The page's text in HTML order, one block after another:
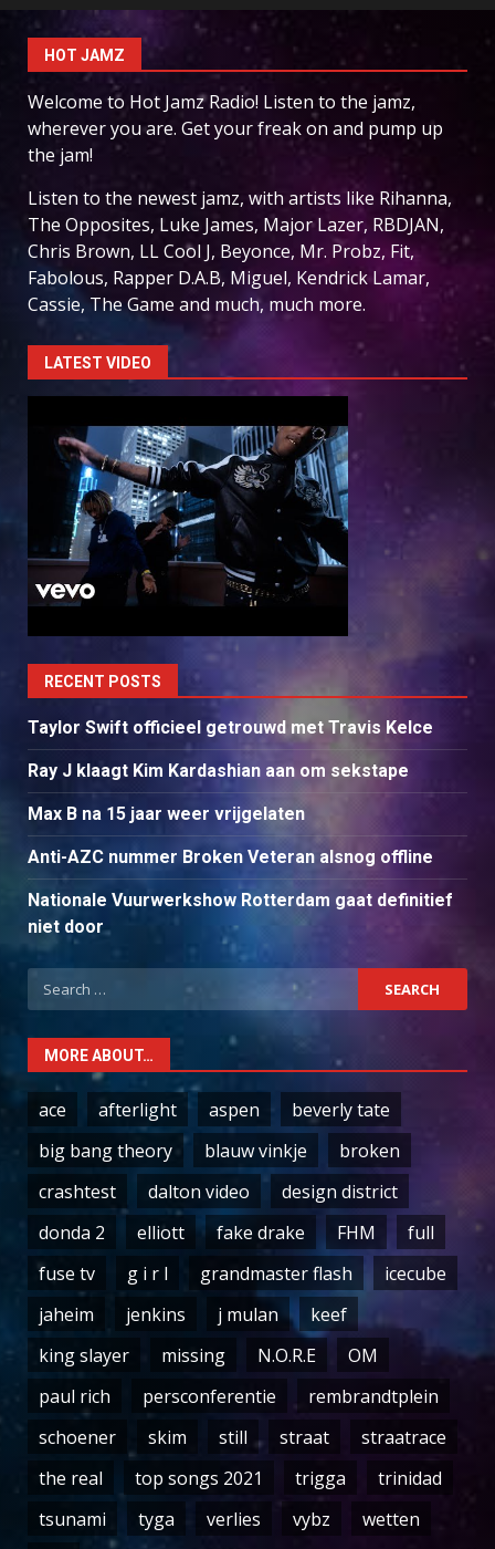
HOT JAMZ
Welcome to Hot Jamz Radio! Listen to the jamz,
wherever you are. Get your freak on and pump up
the jam!
Listen to the newest jamz, with artists like Rihanna,
The Opposites, Luke James, Major Lazer, RBDJAN,
Chris Brown, LL Cool J, Beyonce, Mr. Probz, Fit,
Fabolous, Rapper D.A.B, Miguel, Kendrick Lamar,
Cassie, The Game and much, much more.
LATEST VIDEO
RECENT POSTS
Taylor Swift officieel getrouwd met Travis Kelce
Ray J klaagt Kim Kardashian aan om sekstape
Max B na 15 jaar weer vrijgelaten
Anti-AZC nummer Broken Veteran alsnog offline
Nationale Vuurwerkshow Rotterdam gaat definitief
niet door
Search
for:
MORE ABOUT…
ace afterlight aspen
beverly tate
big bang theory
blauw vinkje
broken
crashtest
dalton video
design district
donda 2
elliott fake drake FHM
full
fuse tv
g i r l grandmaster flash
icecube
jaheim
jenkins j mulan
keef
king slayer
missing N.O.R.E
OM
paul rich
persconferentie
rembrandtplein
schoener
skim still straat
straatrace
the real
top songs 2021 trigga
trinidad
tsunami
tyga verlies vybz
wetten